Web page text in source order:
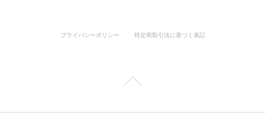
プライバシーポリシー 特定商取引法に基づく表記